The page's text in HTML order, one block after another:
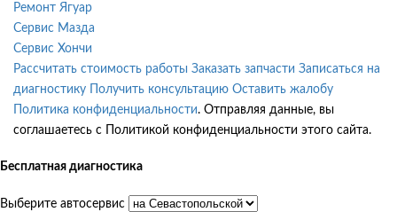
Ремонт Ягуар
Сервис Мазда
Сервис Хончи
Рассчитать стоимость работы Заказать запчасти Записаться на
диагностику
Получить консультацию Оставить жалобу
Политика конфиденциальности. Отправляя данные, вы
соглашаетесь с Политикой конфиденциальности этого сайта.
Бесплатная диагностика
Выберите автосервис